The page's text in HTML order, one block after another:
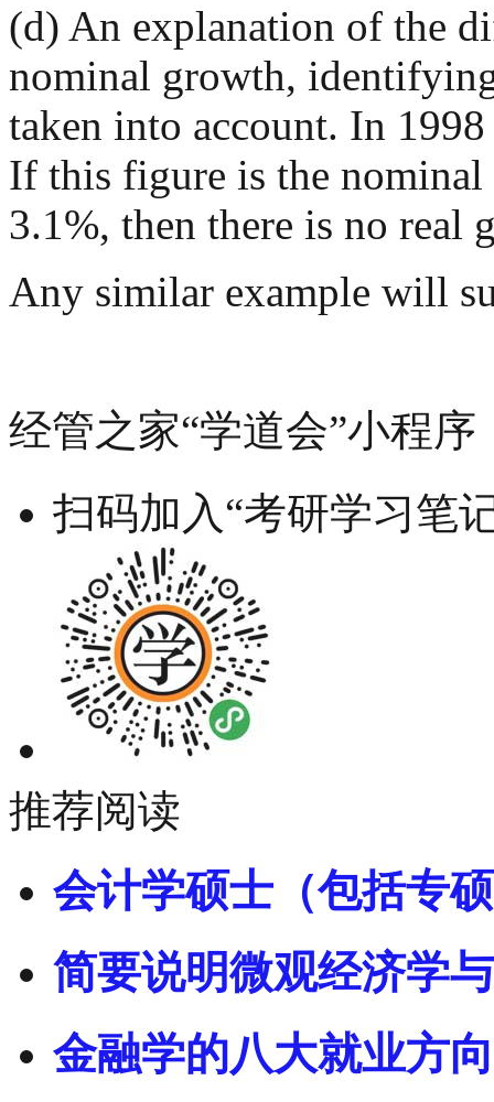
(d) An explanation of the
nominal growth,
taken into account. In
If this figure is the nominal
3.1%, then there is no real
Any similar example will
经管之家“学道会”小程序
扫码加入“考研学习笔
推荐阅读
会计学硕士（包括专
简要说明微观经济学
金融学的八大就业方